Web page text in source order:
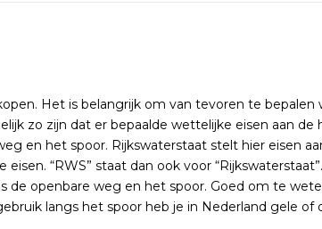
Het is belangrijk om van tevoren te bepalen
zo zijn dat er bepaalde wettelijke eisen aan de
en het spoor. Rijkswaterstaat stelt hier eisen
“RWS” staat dan ook voor
openbare weg en het spoor. Goed om te
langs het spoor heb je in Nederland gele of